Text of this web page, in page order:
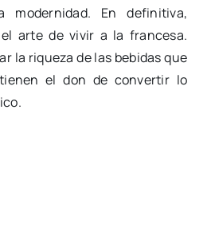
En definitiva,
arte de vivir a la francesa.
la riqueza de las bebidas que
el don de convertir lo